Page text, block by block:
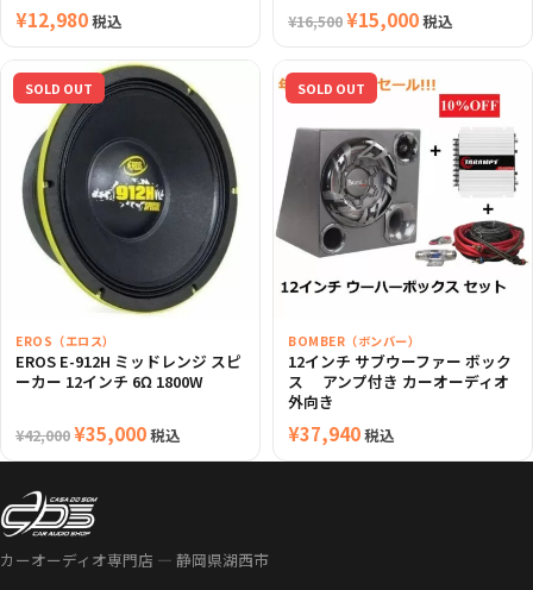
¥12,980税込 ¥16,500元
価
格
は
¥16,500
で
し
た。
¥15,000現
の
格
は
¥15,000
す。
税込
SOLD OUT
EROS（エロス）
EROS E-912H ミッドレンジ スピ
ーカー 12インチ 6Ω 1800W
¥42,000元
の
価
格
は
¥35,000現
在
格
税込
SOLD OUT
BOMBER（ボンバー）
12インチ サブウーファー ボック
ス アンプ付き カーオーディオ
外向き
¥37,940税込
カーオーディオ専門店 — 静岡県湖西市